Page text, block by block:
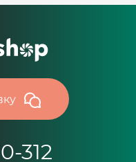
312